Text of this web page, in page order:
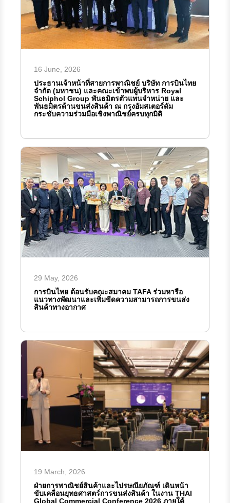
16 June, 2026
ประธานเจ้าหน้าที่สายการพาณิชย์ บริษัท การบินไทย
จำกัด (มหาชน) และคณะเข้าพบผู้บริหาร Royal
Schiphol Group พันธมิตรตัวแทนจำหน่าย และ
พันธมิตรด้านขนส่งสินค้า ณ กรุงอัมสเตอร์ดัม
กระชับความร่วมมือเชิงพาณิชย์ครบทุกมิติ
29 May, 2026
การบินไทย ต้อนรับคณะสมาคม TAFA ร่วมหารือ
แนวทางพัฒนาและเพิ่มขีดความสามารถการขนส่ง
สินค้าทางอากาศ
19 March, 2026
ฝ่ายการพาณิชย์สินค้าและไปรษณียภัณฑ์ เดินหน้า
ขับเคลื่อนยุทธศาสตร์การขนส่งสินค้า ในงาน THAI
Global Commercial Conference 2026 ภายใต้